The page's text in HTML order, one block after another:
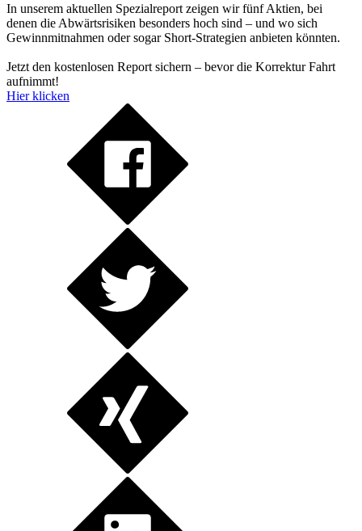
In unserem aktuellen Spezialreport zeigen wir fünf Aktien, bei
denen die Abwärtsrisiken besonders hoch sind – und wo sich
Gewinnmitnahmen oder sogar Short-Strategien anbieten könnten.
Jetzt den kostenlosen Report sichern – bevor die Korrektur Fahrt
aufnimmt!
Hier klicken